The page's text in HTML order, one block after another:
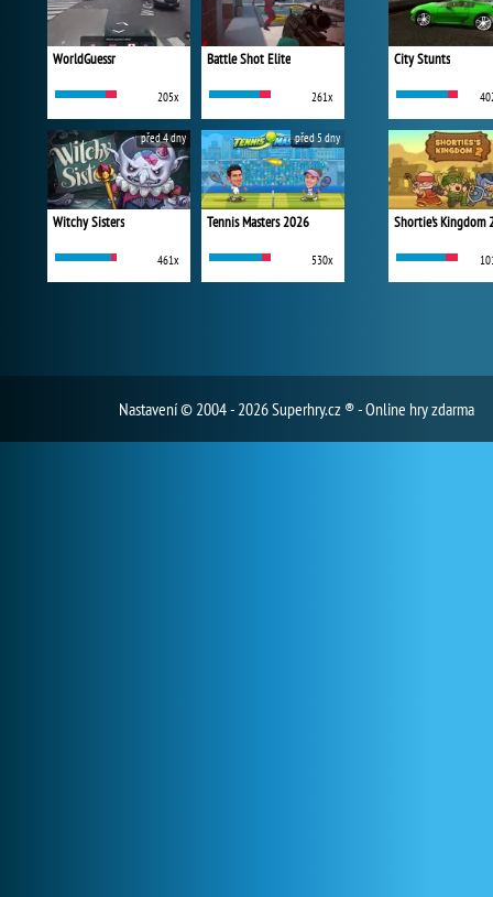
WorldGuessr
205x
Battle Shot Elite
261x
Witchy Sisters
461x
před 4 dny
Tennis Masters 2026
530x
před 5 dny
City Stunts
Shortie's Kingdom
Nastavení© 2004 - 2026 Superhry.cz ® - Online hry zdarma